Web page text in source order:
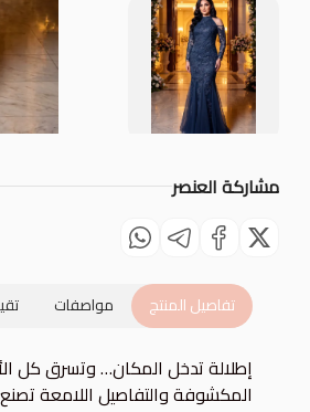
مشاركة العنصر
تفاصيل المنتج مواصفات
إطلالة تدخل المكان… وتسرق كل
المكشوفة والتفاصيل اللامعة